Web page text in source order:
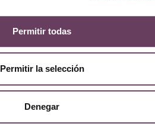
Permitir todas
Permitir la selección
Denegar